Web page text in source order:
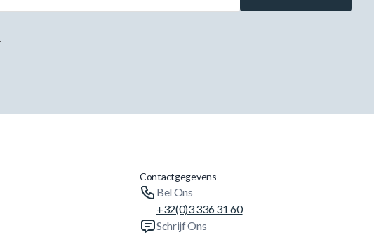
Contactgegevens
Bel Ons
+32(0)3 336 31 60
Schrijf Ons